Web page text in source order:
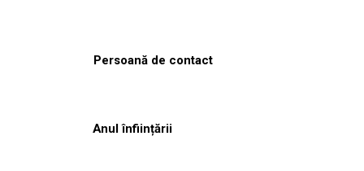
Persoană de contact
Anul înființării